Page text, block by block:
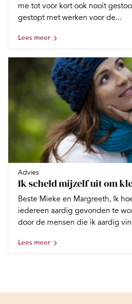
me tot voor kort ook nooit
gestopt met werken voor de...
Lees meer
Advies
Ik scheld mijzelf uit om
Beste Mieke en Margreeth, Ik
iedereen aardig gevonden te
door de mensen die ik aardig
Lees meer